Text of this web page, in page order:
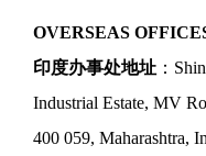
OVERSEAS
印度办事处地址 ：
Industrial Estate, MV
400 059, Maharashtra,